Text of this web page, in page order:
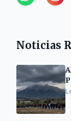
Noticias